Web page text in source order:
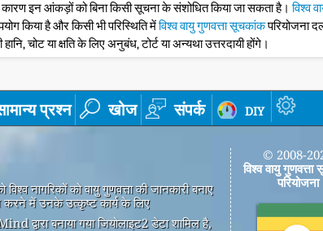
इन आंकड़ों को बिना किसी सूचना के संशोधित किया जा सकता है।विश्व
किया है और किसी भी परिस्थिति मेंविश्व वायु गुणवत्ता सूचकांकपरियोजना
चोट या क्षति के लिए अनुबंध, टोर्ट या अन्यथा उत्तरदायी होंगे।
प्रश्न खोज संपर्क diy
विश्व नागरिकों को वायु गुणवत्ता की जानकारी बनाए
में उनके उत्कृष्ट कार्य के लिए
द्वारा बनाया गया जियोलाइट2 डेटा शामिल है,
© 2008-
विश्व वायु
परियोजना